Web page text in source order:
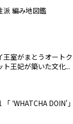
派 編み地図鑑
王室がまとうオート
ト王妃が築いた文化...
「 'WHATCHA DOIN'